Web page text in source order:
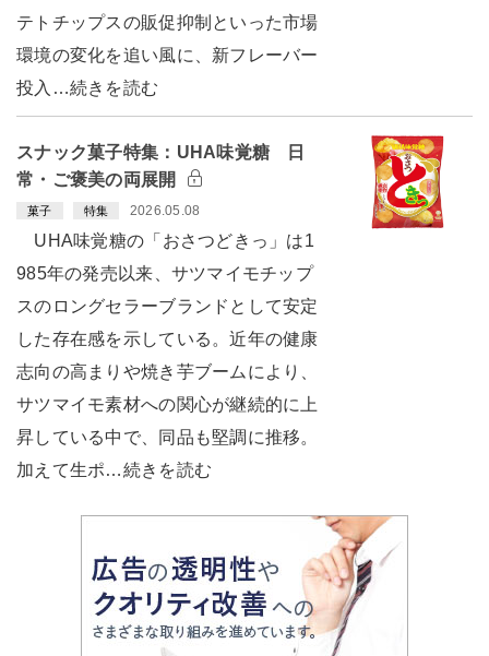
テトチップスの販促抑制といった市場
環境の変化を追い風に、新フレーバー
投入…続きを読む
スナック菓子特集：UHA味覚糖 日
常・ご褒美の両展開
菓子 特集 2026.05.08
UHA味覚糖の「おさつどきっ」は1
985年の発売以来、サツマイモチップ
スのロングセラーブランドとして安定
した存在感を示している。近年の健康
志向の高まりや焼き芋ブームにより、
サツマイモ素材への関心が継続的に上
昇している中で、同品も堅調に推移。
加えて生ポ…続きを読む